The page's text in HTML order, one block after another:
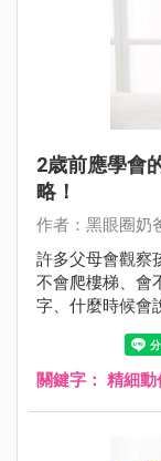
2歳前應學會
略！
作者：黑眼圈奶
許多父母會觀察
不會爬樓梯、會
字、什麼時候會
察，較容易忽略
關鍵字： 精細動